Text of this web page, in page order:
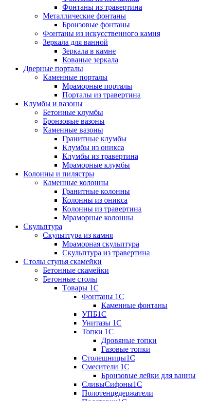
Фонтаны из травертина
Металлические фонтаны
Бронзовые фонтаны
Фонтаны из искусственного камня
Зеркала для ванной
Зеркала в камне
Кованые зеркала
Дверные порталы
Каменные порталы
Мраморные порталы
Порталы из травертина
Клумбы и вазоны
Бетонные клумбы
Бронзовые вазоны
Каменные вазоны
Гранитные клумбы
Клумбы из оникса
Клумбы из травертина
Мраморные клумбы
Колонны и пилястры
Каменные колонны
Гранитные колонны
Колонны из оникса
Колонны из травертина
Мраморные колонны
Скульптура
Скульптура из камня
Мраморная скульптура
Скульптура из травертина
Столы стулья скамейки
Бетонные скамейки
Бетонные столы
Tовары 1C
Фонтаны 1C
Каменные фонтаны
УПБ1С
Унитазы 1С
Топки 1С
Дровяные топки
Газовые топки
Столешницы1С
Смесители 1С
Бронзовые лейки для ванны
СливыСифоны1С
Полотенцедержатели